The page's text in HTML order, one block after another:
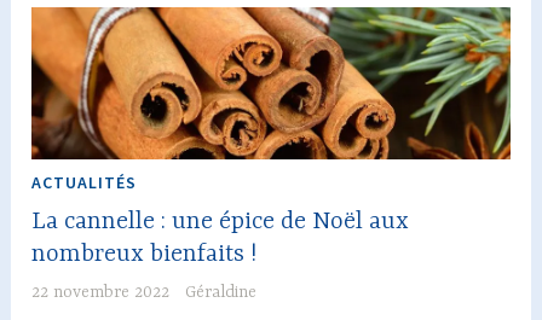
ACTUALITÉS
La cannelle : une épice de Noël aux
nombreux bienfaits !
22 novembre 2022 Géraldine